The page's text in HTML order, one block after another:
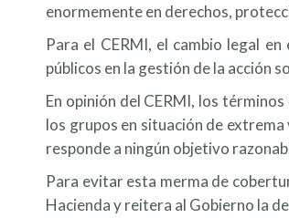
enormemente en derechos,
Para el CERMI, el cambio legal
públicos en la gestión de la acción
En opinión del CERMI, los
los grupos en situación de
responde a ningún objetivo
Para evitar esta merma de
Hacienda y reitera al Gobierno la